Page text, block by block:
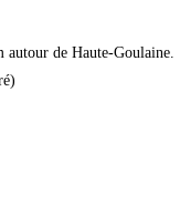
de Haute-Goulaine.